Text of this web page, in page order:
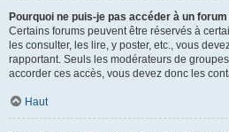
Pourquoi ne puis-je pas accéder à un forum
Certains forums peuvent être réservés à
les consulter, les lire, y poster, etc., vous
rapportant. Seuls les modérateurs de
accorder ces accès, vous devez donc les
Haut